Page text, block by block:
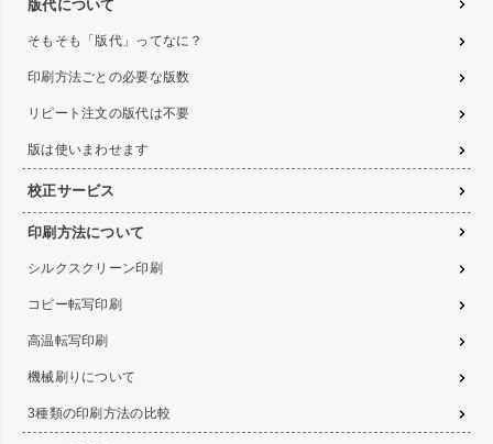
版代について
そもそも「版代」ってなに？
印刷方法ごとの必要な版数
リピート注文の版代は不要
版は使いまわせます
校正サービス
印刷方法について
シルクスクリーン印刷
コピー転写印刷
高温転写印刷
機械刷りについて
3種類の印刷方法の比較